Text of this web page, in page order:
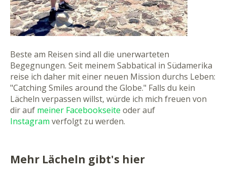
Beste am Reisen sind all die unerwarteten
Begegnungen. Seit meinem Sabbatical in Südamerika
reise ich daher mit einer neuen Mission durchs Leben:
"Catching Smiles around the Globe." Falls du kein
Lächeln verpassen willst, würde ich mich freuen von
dir auf meiner Facebookseite oder auf
Instagram verfolgt zu werden.
Mehr Lächeln gibt's hier